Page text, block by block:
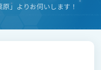
」よりお伺いします！